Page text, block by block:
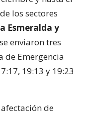
los sectores
Esmeralda y
enviaron tres
de Emergencia
19:13 y 19:23
de